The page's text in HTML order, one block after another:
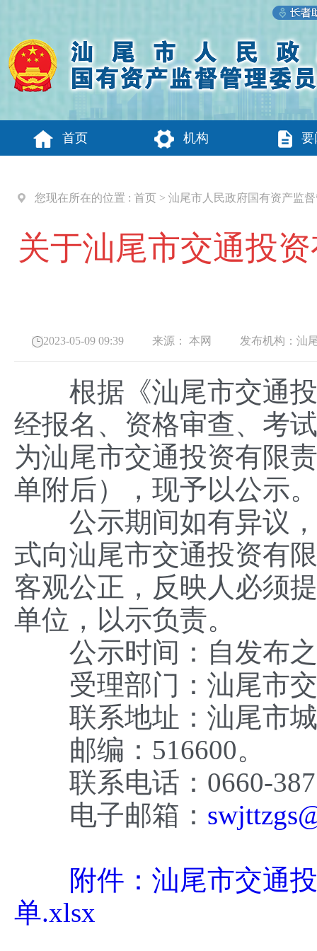
首页 机构 要
您现在所在的位置 : 首页 > 汕尾市人民政府国有资产监
关于汕尾市交通投
2023-05-09 09:39 来源： 本网 发布机构： 汕
根据《汕尾市交通投
经报名、资格审查、考
为汕尾市交通投资有限
单附后），现予以公示。
公示期间如有异议，
式向汕尾市交通投资有
客观公正，反映人必须
单位，以示负责。
公示时间：自发布之
受理部门：汕尾市交
联系地址：汕尾市城
邮编：516600。
联系电话：0660-
电子邮箱：
附件：汕尾市交通
单.xlsx